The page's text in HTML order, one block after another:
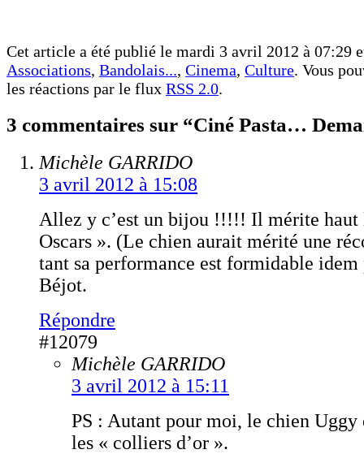
Cet article a été publié le mardi 3 avril 2012 à 07:29
Associations, Bandolais..., Cinema, Culture. Vous
les réactions par le flux RSS 2.0.
3 commentaires sur “Ciné Pasta…
Michèle GARRIDO
3 avril 2012 à 15:08
Allez y c’est un bijou !!!!! Il mérite haut
Oscars ». (Le chien aurait mérité une
tant sa performance est formidable
Béjot.
Répondre
#12079
Michèle GARRIDO
3 avril 2012 à 15:11
PS : Autant pour moi, le chien Uggy
les « colliers d’or ».